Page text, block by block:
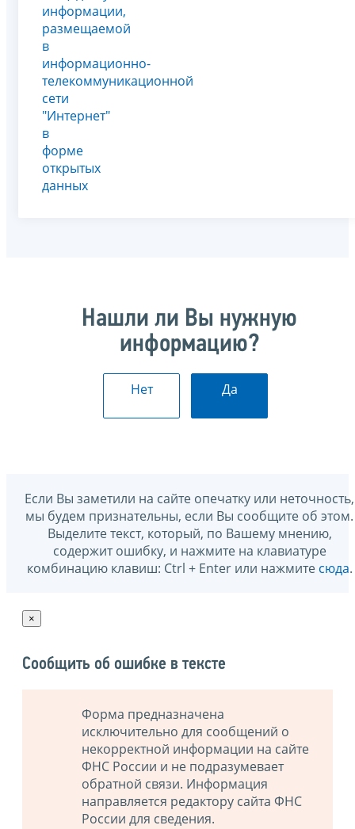
информации,
размещаемой
в
информационно-
телекоммуникационной
сети
"Интернет"
в
форме
открытых
данных
Нашли ли Вы нужную
информацию?
Нет Да
Если Вы заметили на сайте опечатку или неточность,
мы будем признательны, если Вы сообщите об этом.
Выделите текст, который, по Вашему мнению,
содержит ошибку, и нажмите на клавиатуре
комбинацию клавиш: Ctrl + Enter или нажмите сюда.
×
Сообщить об ошибке в тексте
Форма предназначена
исключительно для сообщений о
некорректной информации на сайте
ФНС России и не подразумевает
обратной связи. Информация
направляется редактору сайта ФНС
России для сведения.